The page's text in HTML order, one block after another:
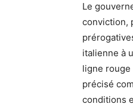
Le
conviction,
italienne à
ligne rouge
précisé
conditions